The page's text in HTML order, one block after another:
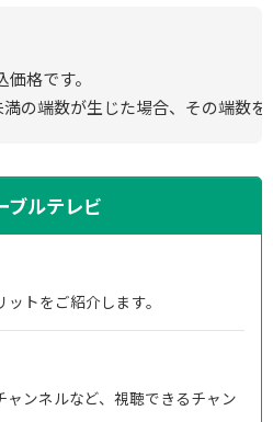
格です。
の端数が生じた場合、その端数
ブルテレビ
トをご紹介します。
ンネルなど、視聴できるチャン